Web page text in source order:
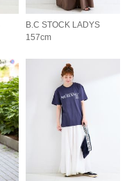
B.C STOCK LADYS
157cm